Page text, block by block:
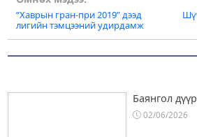
Баянгол
02/06/2026
navigation
“Хаврын гран-при 2019” дээд
лигийн тэмцээний удирдамж